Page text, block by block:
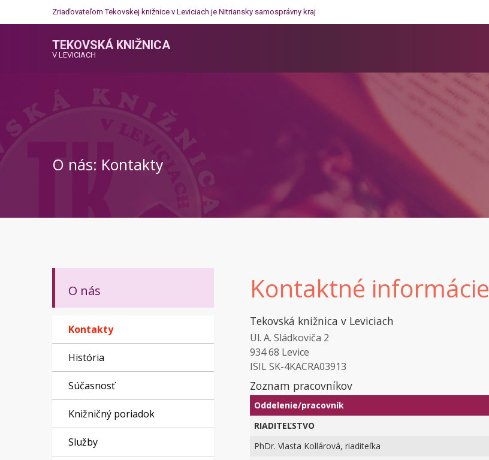
Zriaďovateľom Tekovskej knižnice v Leviciach je Nitriansky samosprávny kraj
TEKOVSKÁ KNIŽNICA
V LEVICIACH
O nás: Kontakty
O nás
Kontakty
História
Súčasnosť
Knižničný poriadok
Služby
Kontaktné informácie
Tekovská knižnica v Leviciach
Ul. A. Sládkoviča 2
934 68 Levice
ISIL SK-4KACRA03913
Zoznam pracovníkov
Oddelenie/pracovník
RIADITEĽSTVO
PhDr. Vlasta Kollárová, riaditeľka